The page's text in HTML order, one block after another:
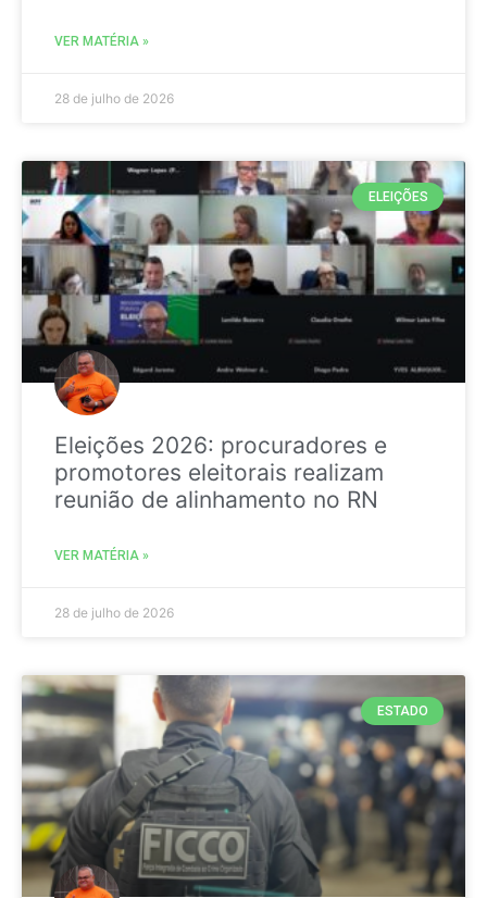
VER MATÉRIA »
28 de julho de 2026
ELEIÇÕES
Eleições 2026: procuradores e
promotores eleitorais realizam
reunião de alinhamento no RN
VER MATÉRIA »
28 de julho de 2026
ESTADO